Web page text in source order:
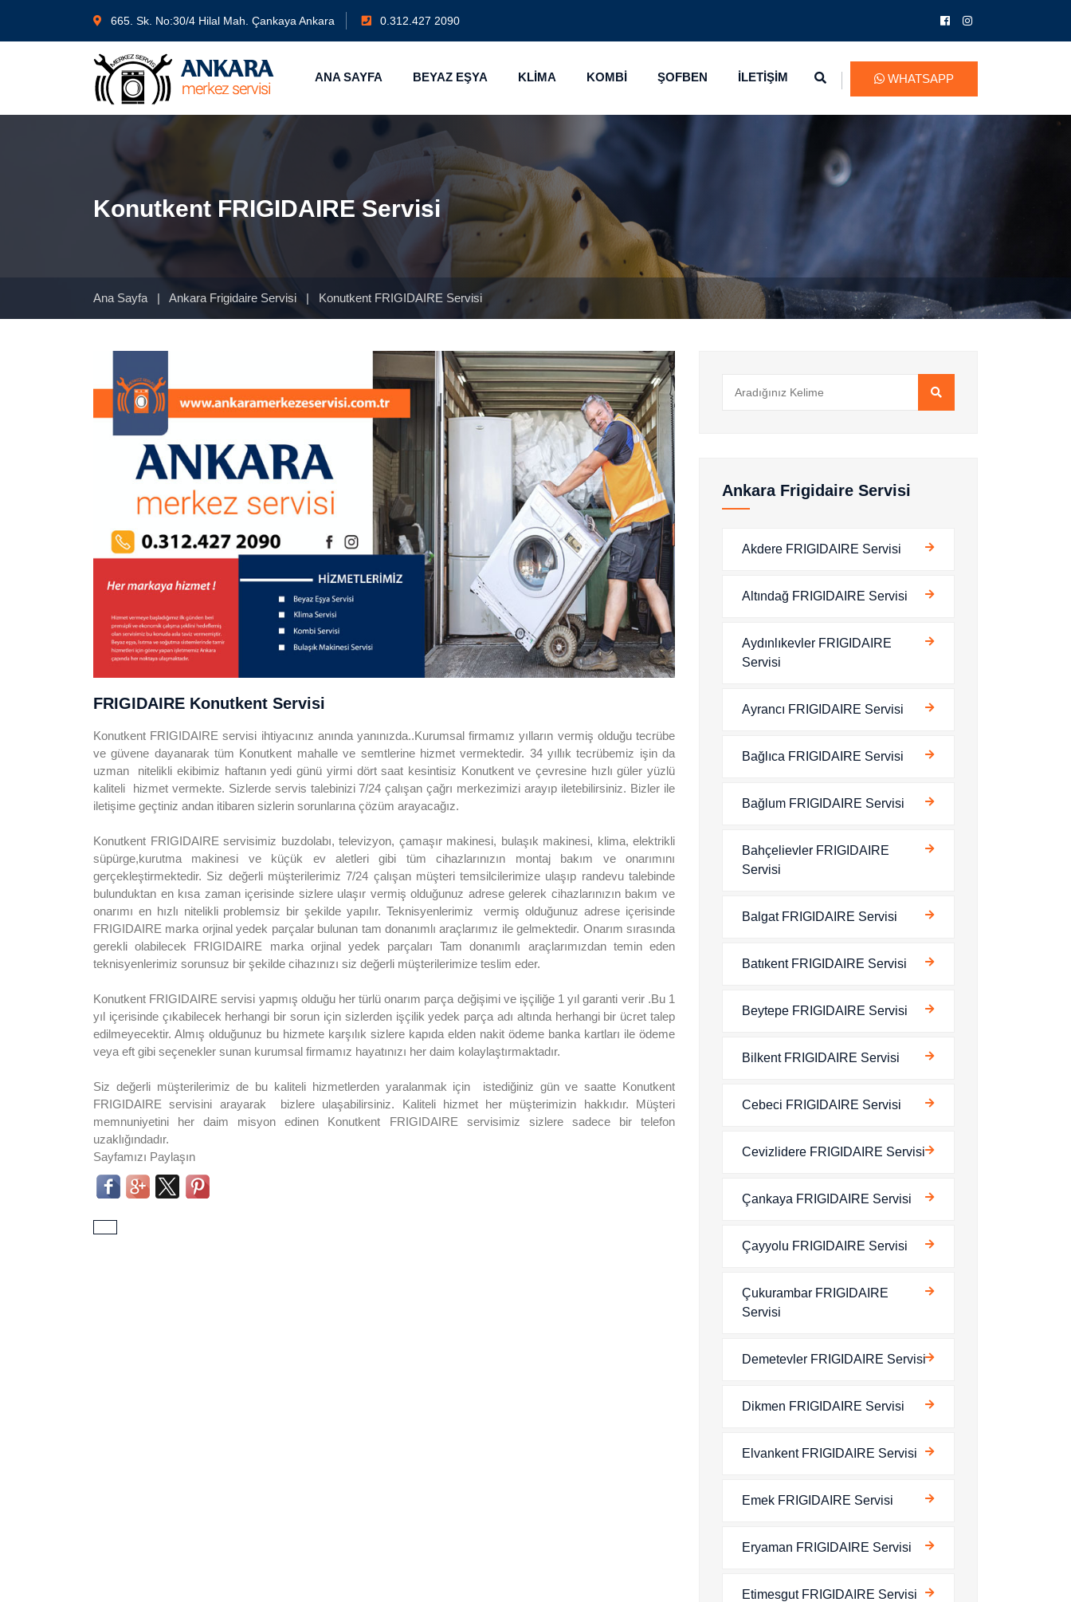
665. Sk. No:30/4 Hilal Mah. Çankaya Ankara 0.312.427 2090
ANA SAYFA BEYAZ EŞYA KLİMA KOMBİ ŞOFBEN İLETİŞİM WHATSAPP
Konutkent FRIGIDAIRE Servisi
Ana Sayfa | Ankara Frigidaire Servisi | Konutkent FRIGIDAIRE Servisi
FRIGIDAIRE Konutkent Servisi
Konutkent FRIGIDAIRE servisi ihtiyacınız anında yanınızda..Kurumsal firmamız yılların vermiş olduğu tecrübe
ve güvene dayanarak tüm Konutkent mahalle ve semtlerine hizmet vermektedir. 34 yıllık tecrübemiz işin da
uzman nitelikli ekibimiz haftanın yedi günü yirmi dört saat kesintisiz Konutkent ve çevresine hızlı güler yüzlü
kaliteli hizmet vermekte. Sizlerde servis talebinizi 7/24 çalışan çağrı merkezimizi arayıp iletebilirsiniz. Bizler ile
iletişime geçtiniz andan itibaren sizlerin sorunlarına çözüm arayacağız.
Konutkent FRIGIDAIRE servisimiz buzdolabı, televizyon, çamaşır makinesi, bulaşık makinesi, klima, elektrikli
süpürge,kurutma makinesi ve küçük ev aletleri gibi tüm cihazlarınızın montaj bakım ve onarımını
gerçekleştirmektedir. Siz değerli müşterilerimiz 7/24 çalışan müşteri temsilcilerimize ulaşıp randevu talebinde
bulunduktan en kısa zaman içerisinde sizlere ulaşır vermiş olduğunuz adrese gelerek cihazlarınızın bakım ve
onarımı en hızlı nitelikli problemsiz bir şekilde yapılır. Teknisyenlerimiz vermiş olduğunuz adrese içerisinde
FRIGIDAIRE marka orjinal yedek parçalar bulunan tam donanımlı araçlarımız ile gelmektedir. Onarım sırasında
gerekli olabilecek FRIGIDAIRE marka orjinal yedek parçaları Tam donanımlı araçlarımızdan temin eden
teknisyenlerimiz sorunsuz bir şekilde cihazınızı siz değerli müşterilerimize teslim eder.
Konutkent FRIGIDAIRE servisi yapmış olduğu her türlü onarım parça değişimi ve işçiliğe 1 yıl garanti verir .Bu 1
yıl içerisinde çıkabilecek herhangi bir sorun için sizlerden işçilik yedek parça adı altında herhangi bir ücret talep
edilmeyecektir. Almış olduğunuz bu hizmete karşılık sizlere kapıda elden nakit ödeme banka kartları ile ödeme
veya eft gibi seçenekler sunan kurumsal firmamız hayatınızı her daim kolaylaştırmaktadır.
Siz değerli müşterilerimiz de bu kaliteli hizmetlerden yaralanmak için istediğiniz gün ve saatte Konutkent
FRIGIDAIRE servisini arayarak bizlere ulaşabilirsiniz. Kaliteli hizmet her müşterimizin hakkıdır. Müşteri
memnuniyetini her daim misyon edinen Konutkent FRIGIDAIRE servisimiz sizlere sadece bir telefon
uzaklığındadır.
Sayfamızı Paylaşın
Ankara Frigidaire Servisi
Akdere FRIGIDAIRE Servisi
Altındağ FRIGIDAIRE Servisi
Aydınlıkevler FRIGIDAIRE
Servisi
Ayrancı FRIGIDAIRE Servisi
Bağlıca FRIGIDAIRE Servisi
Bağlum FRIGIDAIRE Servisi
Bahçelievler FRIGIDAIRE
Servisi
Balgat FRIGIDAIRE Servisi
Batıkent FRIGIDAIRE Servisi
Beytepe FRIGIDAIRE Servisi
Bilkent FRIGIDAIRE Servisi
Cebeci FRIGIDAIRE Servisi
Cevizlidere FRIGIDAIRE Servisi
Çankaya FRIGIDAIRE Servisi
Çayyolu FRIGIDAIRE Servisi
Çukurambar FRIGIDAIRE
Servisi
Demetevler FRIGIDAIRE Servisi
Dikmen FRIGIDAIRE Servisi
Elvankent FRIGIDAIRE Servisi
Emek FRIGIDAIRE Servisi
Eryaman FRIGIDAIRE Servisi
Etimesgut FRIGIDAIRE Servisi